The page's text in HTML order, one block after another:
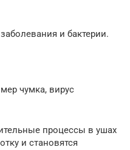
и бактерии.
чумка, вирус
процессы в ушах
и становятся